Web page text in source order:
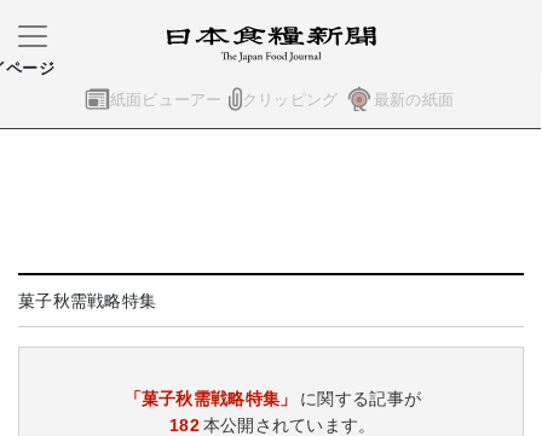
紙面ビューアー クリッピング 最新の紙面
ページ
菓子秋需戦略特集
「菓子秋需戦略特集」
に関する記事が
182本公開されています。